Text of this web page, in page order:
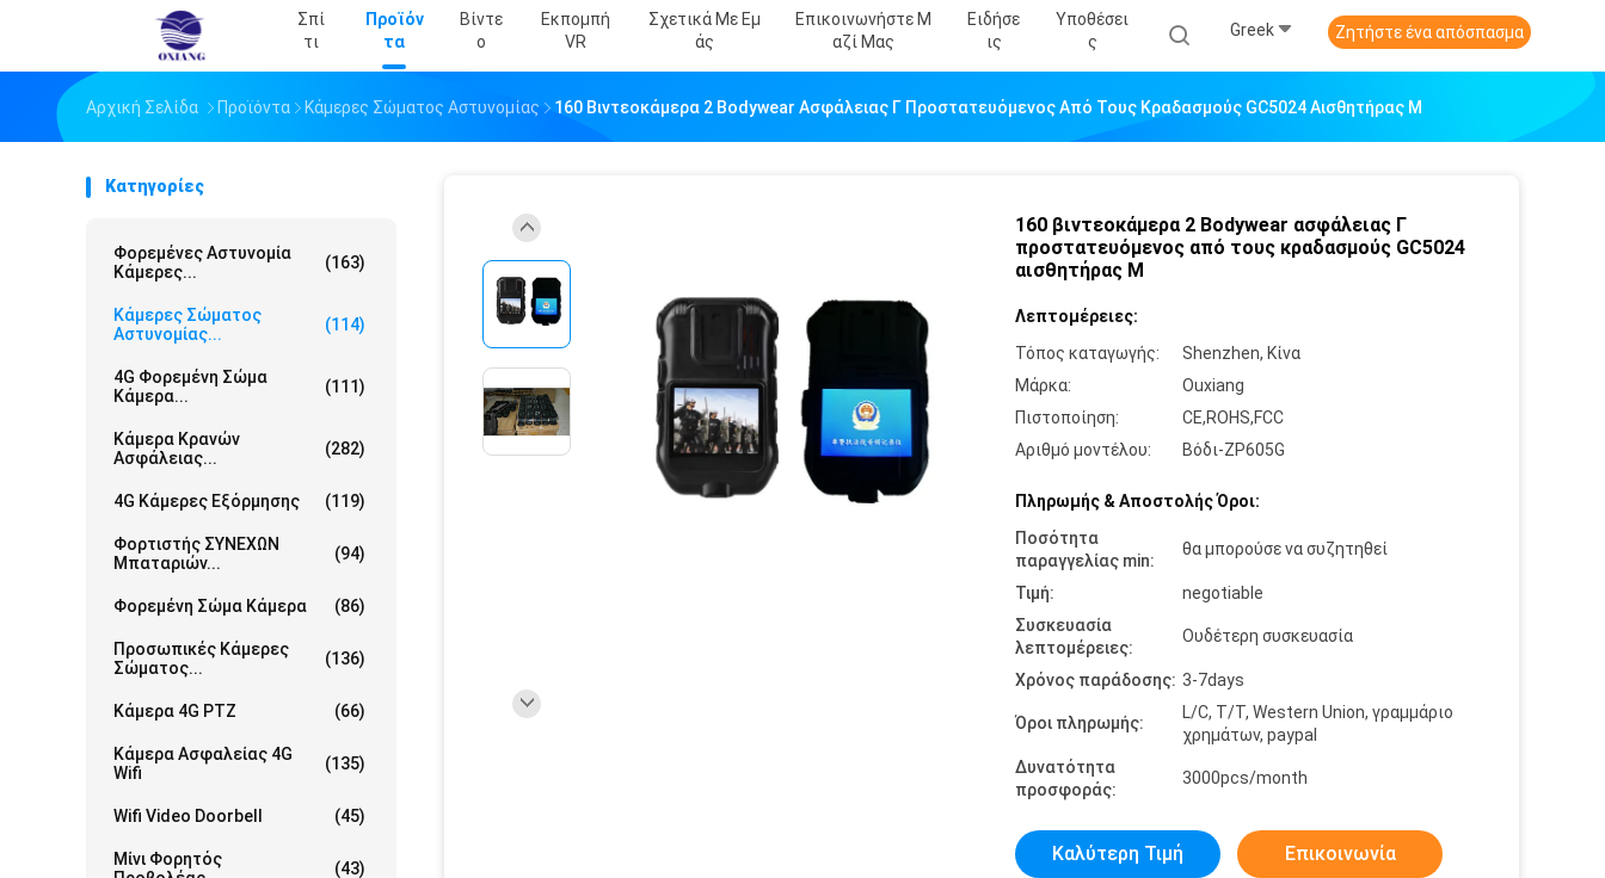
Σπί
Τι
Προϊόν
Τα
Βίντε
Ο
Εκπομπή
VR
Σχετικά Με Εμ
Άς
Επικοινωνήστε Μ
Αζί Μας
Ειδήσε
Ις
Υποθέσει
Σ
Greek Ζητήστε ένα απόσπασμα
Αρχική Σελίδα Προϊόντα Κάμερες Σώματος Αστυνομίας 160 Βιντεοκάμερα 2 Bodywear Ασφάλειας Γ Προστατευόμενος Από Τους Κραδασμούς GC5024 Αισθητήρας Μ
Κατηγορίες
Φορεμένες Αστυνομία
Κάμερες...
(163)
Κάμερες Σώματος
Αστυνομίας...
(114)
4G Φορεμένη Σώμα
Κάμερα...
(111)
Κάμερα Κρανών
Ασφάλειας...
(282)
4G Κάμερες Εξόρμησης (119)
Φορτιστής ΣΥΝΕΧΩΝ
Μπαταριών...
(94)
Φορεμένη Σώμα Κάμερα (86)
Προσωπικές Κάμερες
Σώματος...
(136)
Κάμερα 4G PTZ (66)
Κάμερα Ασφαλείας 4G
Wifi
(135)
Wifi Video Doorbell (45)
Μίνι Φορητός
(43)
160 βιντεοκάμερα 2 Bodywear ασφάλειας Γ
προστατευόμενος από τους κραδασμούς GC5024
αισθητήρας Μ
Λεπτομέρειες:
Τόπος καταγωγής:
Shenzhen, Κίνα
Μάρκα:
Ouxiang
Πιστοποίηση:
CE,ROHS,FCC
Αριθμό μοντέλου:
Βόδι-ZP605G
Πληρωμής & Αποστολής Όροι:
Ποσότητα
παραγγελίας min:
θα μπορούσε να συζητηθεί
Τιμή:
negotiable
Συσκευασία
λεπτομέρειες:
Ουδέτερη συσκευασία
Χρόνος παράδοσης: 3-7days
Όροι πληρωμής:
L/C, T/T, Western Union, γραμμάριο
χρημάτων, paypal
Δυνατότητα
προσφοράς:
3000pcs/month
Καλύτερη Τιμή Επικοινωνία